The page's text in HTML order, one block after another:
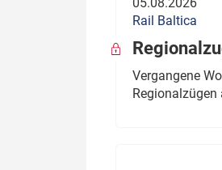
Rail Baltica
Vergangene
Regionalzügen